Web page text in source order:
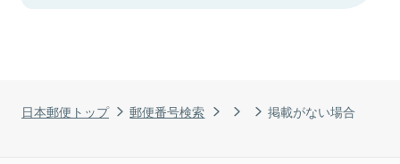
日本郵便トップ 郵便番号検索 掲載がない場合